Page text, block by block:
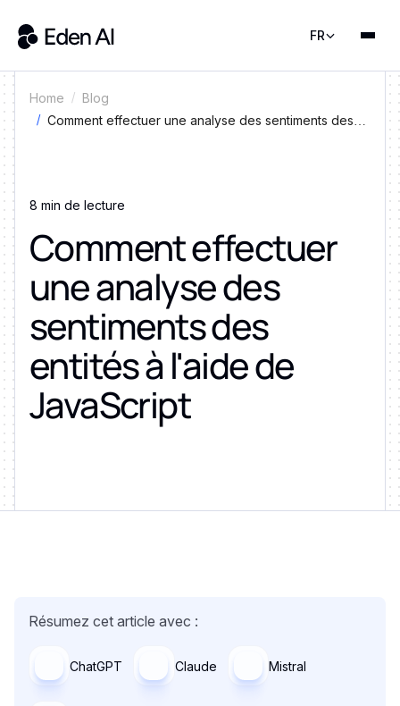
FR
Home
Blog
Comment effectuer une analyse des sentiments des
8 min de lecture
Comment effectuer
une analyse des
sentiments des
entités à l'aide de
JavaScript
Résumez cet article avec :
ChatGPT Claude Mistral